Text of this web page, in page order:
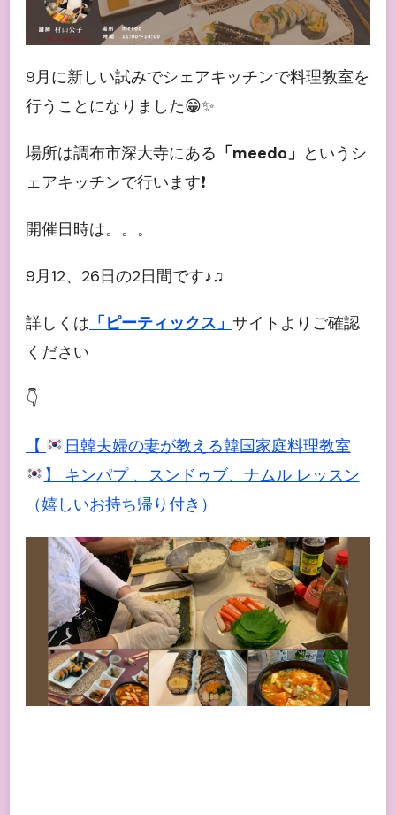
9月に新しい試みでシェアキッチンで料理教室を
行うことになりました😁✨
場所は調布市深大寺にある 「meedo」 というシ
ェアキッチンで行います❗️
開催日時は。。。
9月12、26日の2日間です♪♫
詳しくは 「ピーティックス」 サイトよりご確認
ください
👇
【
日韓夫婦の妻が教える韓国家庭料理教室
】 キンパプ 、スンドゥブ、ナムル レッスン
（嬉しいお持ち帰り付き）